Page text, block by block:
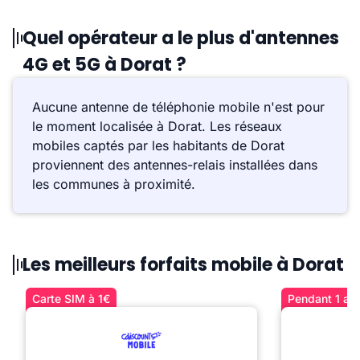
Quel opérateur a le plus d'antennes
4G et 5G à Dorat ?
Aucune antenne de téléphonie mobile n'est pour
le moment localisée à Dorat. Les réseaux
mobiles captés par les habitants de Dorat
proviennent des antennes-relais installées dans
les communes à proximité.
Les meilleurs forfaits mobile à Dorat
Carte SIM à 1€ Pendant 1